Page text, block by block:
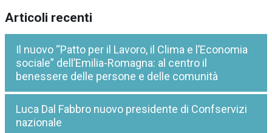
Articoli recenti
Il nuovo “Patto per il Lavoro, il Clima e l’Economia
sociale” dell’Emilia-Romagna: al centro il
benessere delle persone e delle comunità
Luca Dal Fabbro nuovo presidente di Confservizi
nazionale